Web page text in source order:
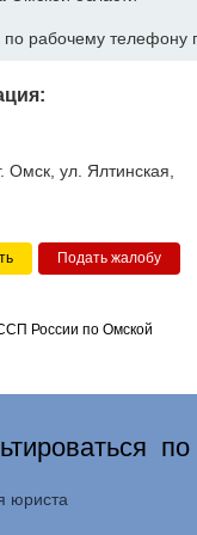
рабочему телефону
Омск, ул. Ялтинская,
России по Омской